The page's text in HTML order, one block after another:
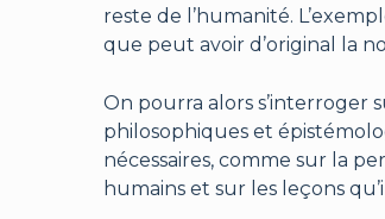
reste de l’humanité.
que peut avoir d’original la
On pourra alors s’interroger
philosophiques et
nécessaires, comme sur la
humains et sur les leçons